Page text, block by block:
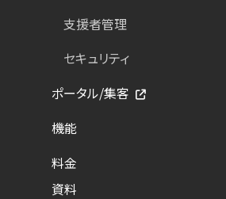
支援者管理
セキュリティ
ポータル/集客
機能
料金
資料